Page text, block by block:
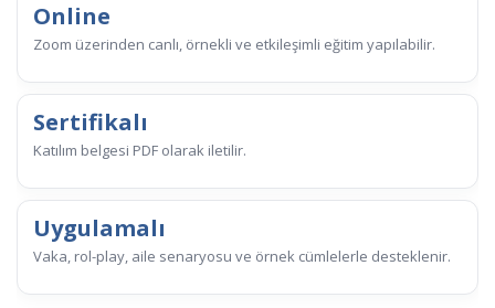
Online
Zoom üzerinden canlı, örnekli ve etkileşimli eğitim yapılabilir.
Sertifikalı
Katılım belgesi PDF olarak iletilir.
Uygulamalı
Vaka, rol-play, aile senaryosu ve örnek cümlelerle desteklenir.